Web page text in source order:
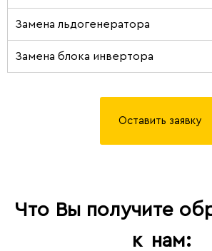
Замена льдогенератора
Замена блока инвертора
Оставить заявку
Что Вы получите
к нам: